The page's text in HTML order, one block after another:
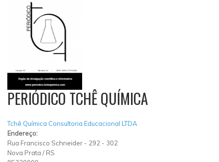
PERIÓDICO TCHÊ QUÍMICA
Tchê Química Consultoria Educacional LTDA
Endereço:
Rua Francisco Schneider - 292 - 302
Nova Prata / RS